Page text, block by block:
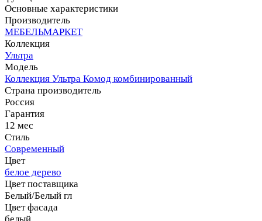
Основные характеристики
Производитель
МЕБЕЛЬМАРКЕТ
Коллекция
Ультра
Модель
Коллекция Ультра Комод комбинированный
Страна производитель
Россия
Гарантия
12 мес
Стиль
Современный
Цвет
белое дерево
Цвет поставщика
Белый/Белый гл
Цвет фасада
белый